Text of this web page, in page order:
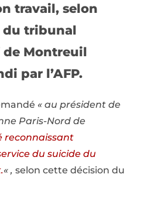
travail, selon
du tribunal
Montreuil
par l’AFP.
« au président de
Paris-Nord de
reconnaissant
du suicide du
« , selon cette décision du